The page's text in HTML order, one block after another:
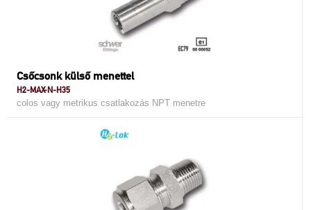
Csőcsonk külső menettel
H2-MAX-N-H35
colos vagy metrikus csatlakozás NPT menetre